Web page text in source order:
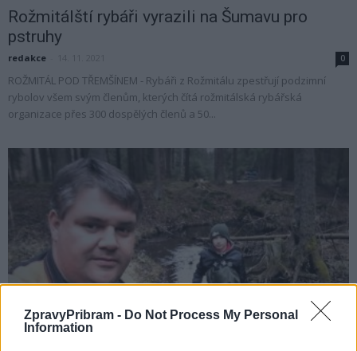
ZpravyPribram - Do Not Process My Personal
Information
Rožmitálští rybáři vyrazili na Šumavu pro
pstruhy
redakce 0
ROŽMITÁL POD TŘEMŠÍNEM - Rybáři z Rožmitálu zpestřují podzimní
rybolov všem svým členům, kterých čítá rožmitálská rybářská
organizace přes 300 dospělých členů a 50...
Rožmitálsko
Rybáři nasadili do říček pstruhy